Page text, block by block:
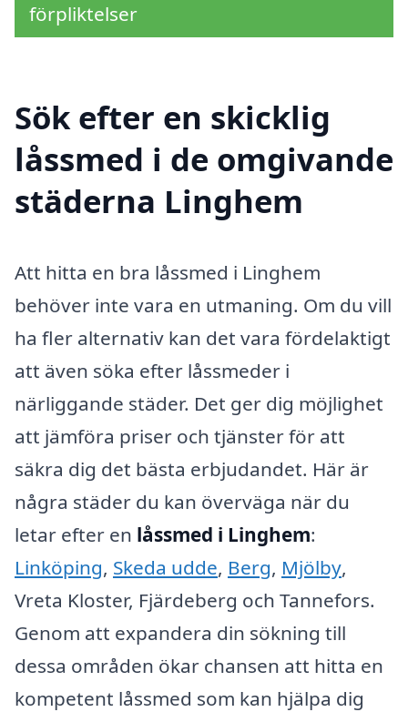
förpliktelser
Sök efter en skicklig
låssmed i de omgivande
städerna Linghem
Att hitta en bra låssmed i Linghem
behöver inte vara en utmaning. Om du vill
ha fler alternativ kan det vara fördelaktigt
att även söka efter låssmeder i
närliggande städer. Det ger dig möjlighet
att jämföra priser och tjänster för att
säkra dig det bästa erbjudandet. Här är
några städer du kan överväga när du
letar efter en låssmed i Linghem:
Linköping, Skeda udde, Berg, Mjölby,
Vreta Kloster, Fjärdeberg och Tannefors.
Genom att expandera din sökning till
dessa områden ökar chansen att hitta en
kompetent låssmed som kan hjälpa dig